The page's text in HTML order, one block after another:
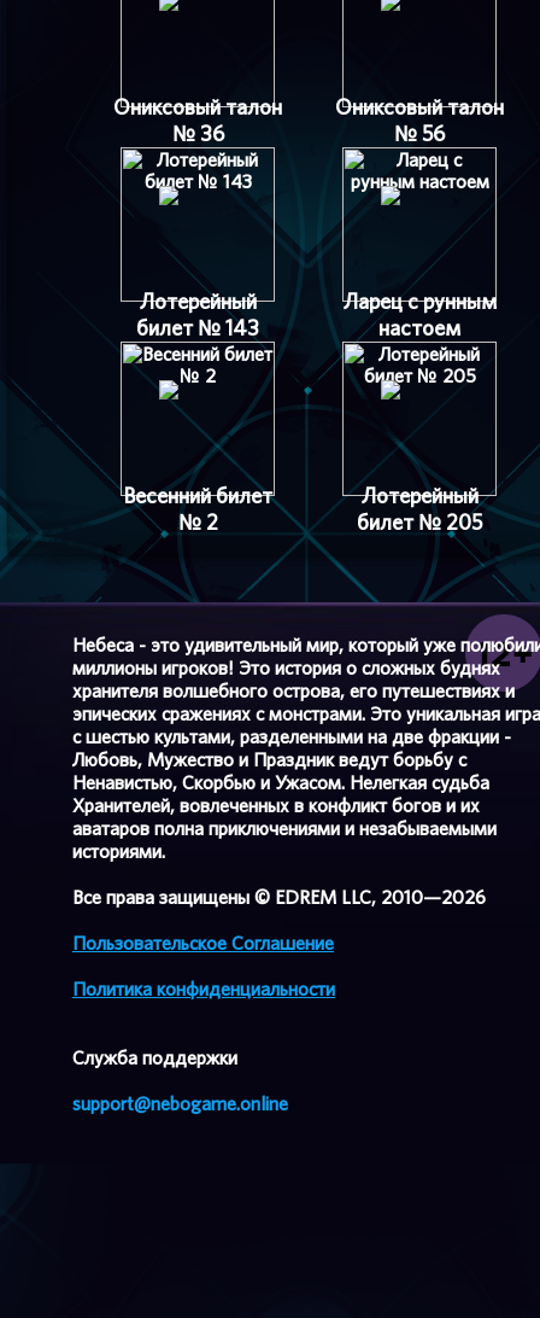
Ониксовый талон
№ 36
Ониксовый талон
№ 56
Лотерейный
билет № 143
Ларец с рунным
настоем
Весенний билет
№ 2
Лотерейный
билет № 205
Небеса - это удивительный мир, который уже
миллионы игроков! Это история о сложных буднях
хранителя волшебного острова, его путешествиях и
эпических сражениях с монстрами. Это уникальная игра
с шестью культами, разделенными на две фракции -
Любовь, Мужество и Праздник ведут борьбу с
Ненавистью, Скорбью и Ужасом. Нелегкая судьба
Хранителей, вовлеченных в конфликт богов и их
аватаров полна приключениями и незабываемыми
историями.
Все права защищены © EDREM LLC, 2010—2026
Пользовательское Соглашение
Политика конфиденциальности
Cлужба поддержки
support@nebogame.online